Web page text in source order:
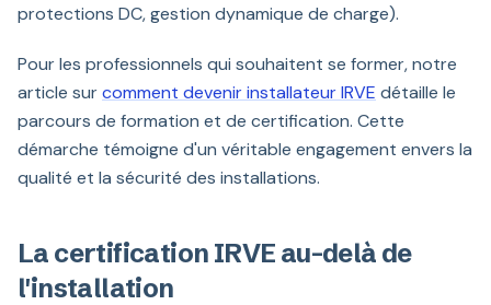
protections DC, gestion dynamique de charge).
Pour les professionnels qui souhaitent se former, notre
article surcomment devenir installateur IRVE détaille le
parcours de formation et de certification. Cette
démarche témoigne d'un véritable engagement envers la
qualité et la sécurité des installations.
La certification IRVE au-delà de
l'installation